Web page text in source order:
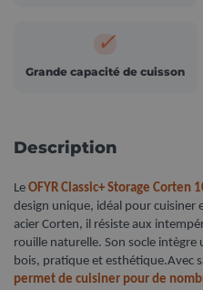
✓
Grande capacité de cuisson
Description
Le OFYR Classic+ Storage Corten
design unique, idéal pour cuisiner
acier Corten, il résiste aux
rouille naturelle. Son socle intègre
bois, pratique et esthétique.Avec
permet de cuisiner pour de